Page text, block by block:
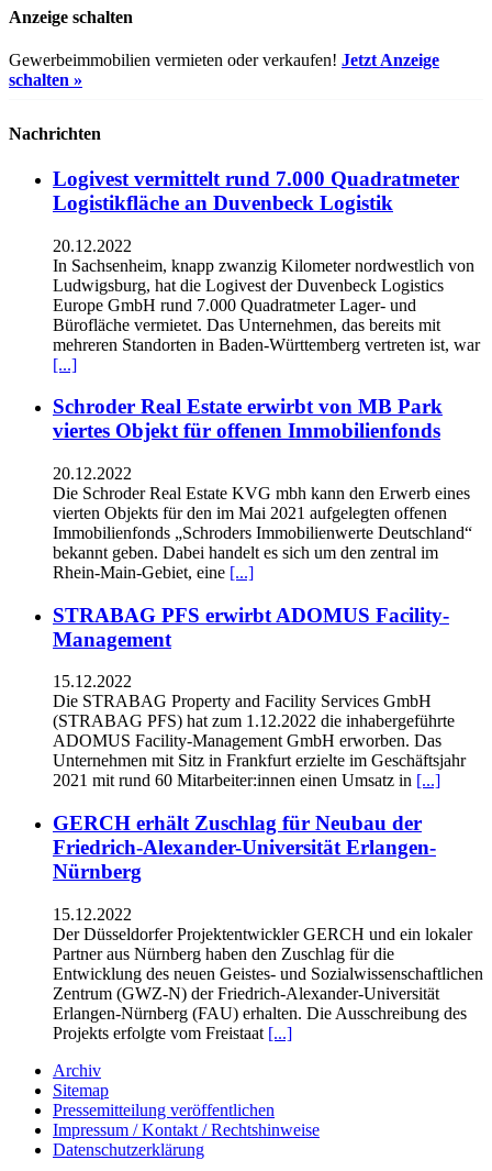
Anzeige schalten
Gewerbeimmobilien vermieten oder verkaufen! Jetzt Anzeige
schalten »
Nachrichten
Logivest vermittelt rund 7.000 Quadratmeter
Logistikfläche an Duvenbeck Logistik
20.12.2022
In Sachsenheim, knapp zwanzig Kilometer nordwestlich von
Ludwigsburg, hat die Logivest der Duvenbeck Logistics
Europe GmbH rund 7.000 Quadratmeter Lager- und
Bürofläche vermietet. Das Unternehmen, das bereits mit
mehreren Standorten in Baden-Württemberg vertreten ist, war
[...]
Schroder Real Estate erwirbt von MB Park
viertes Objekt für offenen Immobilienfonds
20.12.2022
Die Schroder Real Estate KVG mbh kann den Erwerb eines
vierten Objekts für den im Mai 2021 aufgelegten offenen
Immobilienfonds „Schroders Immobilienwerte Deutschland“
bekannt geben. Dabei handelt es sich um den zentral im
Rhein-Main-Gebiet, eine [...]
STRABAG PFS erwirbt ADOMUS Facility-
Management
15.12.2022
Die STRABAG Property and Facility Services GmbH
(STRABAG PFS) hat zum 1.12.2022 die inhabergeführte
ADOMUS Facility-Management GmbH erworben. Das
Unternehmen mit Sitz in Frankfurt erzielte im Geschäftsjahr
2021 mit rund 60 Mitarbeiter:innen einen Umsatz in [...]
GERCH erhält Zuschlag für Neubau der
Friedrich-Alexander-Universität Erlangen-
Nürnberg
15.12.2022
Der Düsseldorfer Projektentwickler GERCH und ein lokaler
Partner aus Nürnberg haben den Zuschlag für die
Entwicklung des neuen Geistes- und Sozialwissenschaftlichen
Zentrum (GWZ-N) der Friedrich-Alexander-Universität
Erlangen-Nürnberg (FAU) erhalten. Die Ausschreibung des
Projekts erfolgte vom Freistaat [...]
Archiv
Sitemap
Pressemitteilung veröffentlichen
Impressum / Kontakt / Rechtshinweise
Datenschutzerklärung